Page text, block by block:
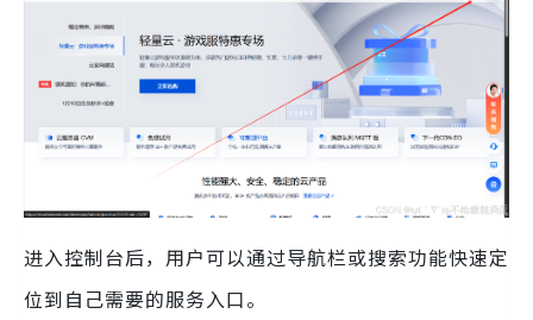
进入控制台后，用户可以通过导航栏或搜索功能快速定
位到自己需要的服务入口。